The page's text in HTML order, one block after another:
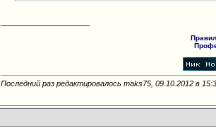
Последний раз редактировалось maks75, 09.10.2012 в